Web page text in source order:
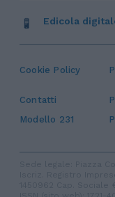
Cookie Policy
Contatti
Modello 231
Edicola